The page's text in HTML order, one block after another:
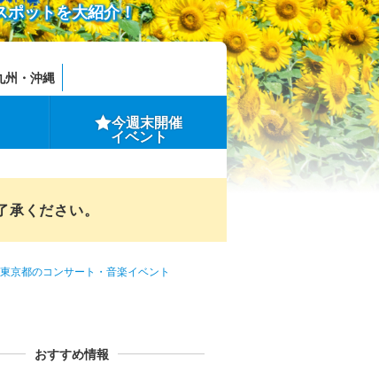
ポットを大紹介！
州・沖縄
今週末開催
イベント
ください。
東京都のコンサート・音楽イベント
おすすめ情報